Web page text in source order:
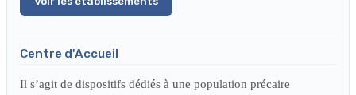
Centre d'Accueil
Il s’agit de dispositifs dédiés à une population précaire